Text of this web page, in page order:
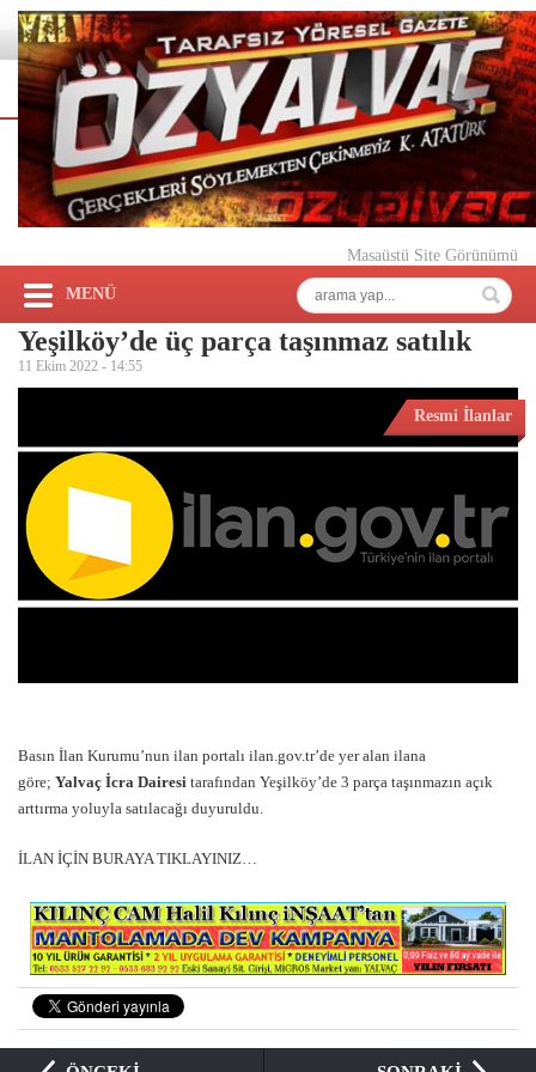
Masaüstü Site Görünümü
MENÜ
Yeşilköy’de üç parça taşınmaz satılık
11 Ekim 2022 - 14:55
Resmi İlanlar
Basın İlan Kurumu’nun ilan portalı ilan.gov.tr’de yer alan ilana
göre; Yalvaç İcra Dairesi tarafından Yeşilköy’de 3 parça taşınmazın açık
arttırma yoluyla satılacağı duyuruldu.
İLAN İÇİN BURAYA TIKLAYINIZ…